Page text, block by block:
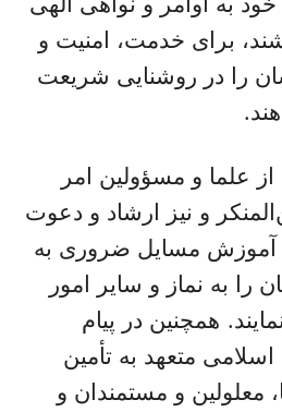
برای خدمت، امنیت و
را در روشنایی شریعت
علما و مسؤولین امر
و نیز ارشاد و دعوت
مسایل ضروری به
را به نماز و سایر امور
همچنین در پیام
متعهد به تأمین
معلولین و مستمندان و